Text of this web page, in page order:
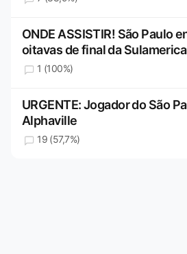
ONDE ASSISTIR! São Paulo
oitavas de final da
1 (100%)
URGENTE: Jogador do São
Alphaville
19 (57,7%)